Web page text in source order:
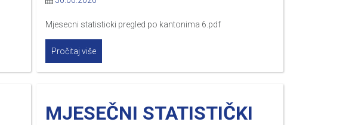
Mjesecni statisticki pregled po kantonima 6.pdf
Pročitaj više
MJESEČNI STATISTIČKI